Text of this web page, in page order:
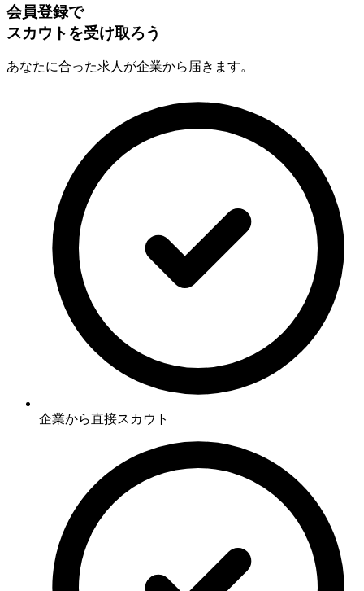
会員登録で
スカウトを受け取ろう
あなたに合った求人が企業から届きます。
企業から直接スカウト